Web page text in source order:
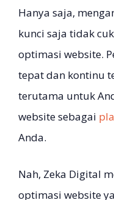
Hanya saja,
kunci saja tidak
optimasi website.
tepat dan kontinu
terutama untuk
website sebagai
Anda.
Nah, Zeka Digital
optimasi website